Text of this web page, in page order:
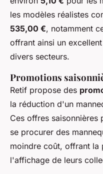
les modèles réalistes
535,00 €, notamment
offrant ainsi un
divers secteurs.
Promotions
Retif propose des
la réduction d'un
Ces offres saisonnières
se procurer des
moindre coût, offrant la
l'affichage de leurs